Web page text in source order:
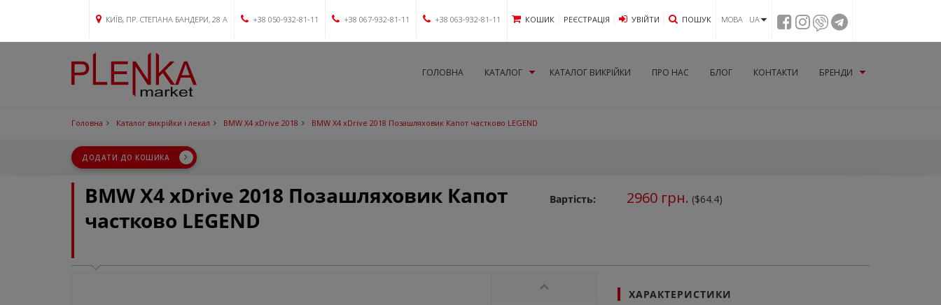
КИЇВ, ПР. СТЕПАНА БАНДЕРИ, 28 А +38 050-932-81-11 +38 067-932-81-11 +38 063-932-81-11 КОШИК РЕЄСТРАЦІЯ УВIЙТИ ПОШУК МОВА UA
ГОЛОВНА КАТАЛОГ КАТАЛОГ ВИКРІЙКИ ПРО НАС БЛОГ КОНТАКТИ БРЕНДИ
Головна Каталог викрійки і лекал BMW X4 xDrive 2018 BMW X4 xDrive 2018 Позашляховик Капот частково LEGEND
ДОДАТИ ДО КОШИКА
BMW X4 xDrive 2018 Позашляховик Капот
частково LEGEND
Вартість: 2960грн. ($64.4)
ХАРАКТЕРИСТИКИ